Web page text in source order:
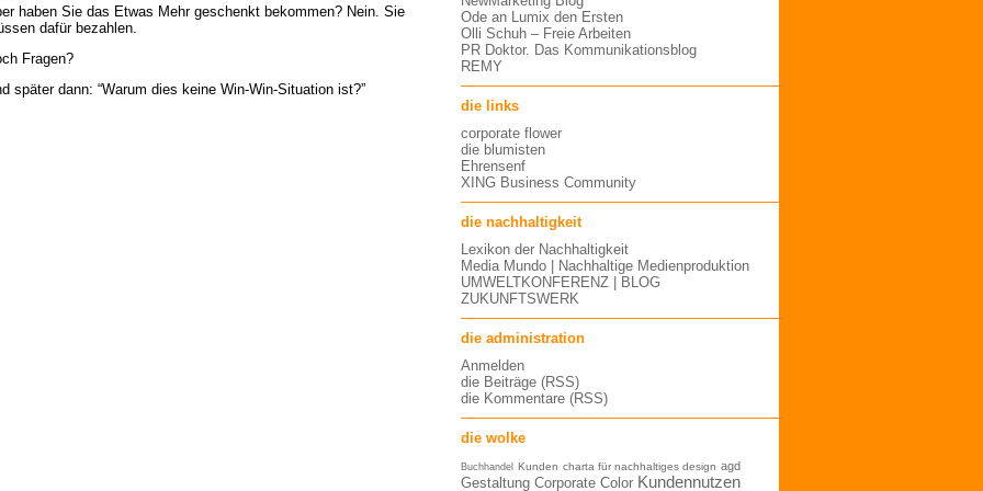
haben Sie das Etwas Mehr geschenkt bekommen? Nein. Sie
dafür bezahlen.
Fragen?
später dann: “Warum dies keine Win-Win-Situation ist?”
Ode an Lumix den Ersten
Olli Schuh – Freie Arbeiten
PR Doktor. Das Kommunikationsblog
REMY
die links
corporate flower
die blumisten
Ehrensenf
XING Business Community
die nachhaltigkeit
Lexikon der Nachhaltigkeit
Media Mundo | Nachhaltige Medienproduktion
UMWELTKONFERENZ | BLOG
ZUKUNFTSWERK
die administration
Anmelden
die Beiträge (RSS)
die Kommentare (RSS)
die wolke
Buchhandel Kunden charta für nachhaltiges design agd
Gestaltung Corporate Color Kundennutzen